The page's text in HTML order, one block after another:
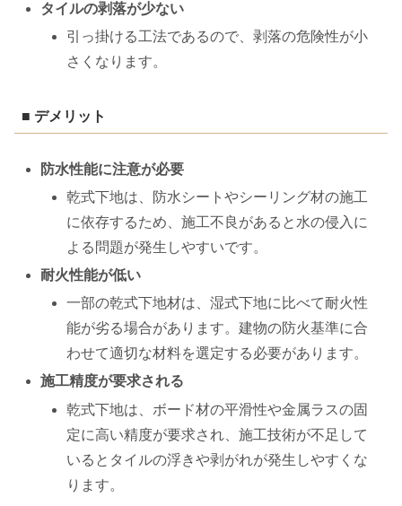
タイルの剥落が少ない
引っ掛ける工法であるので、剥落の危険性が小
さくなります。
■ デメリット
防水性能に注意が必要
乾式下地は、防水シートやシーリング材の施工
に依存するため、施工不良があると水の侵入に
よる問題が発生しやすいです。
耐火性能が低い
一部の乾式下地材は、湿式下地に比べて耐火性
能が劣る場合があります。建物の防火基準に合
わせて適切な材料を選定する必要があります。
施工精度が要求される
乾式下地は、ボード材の平滑性や金属ラスの固
定に高い精度が要求され、施工技術が不足して
いるとタイルの浮きや剥がれが発生しやすくな
ります。